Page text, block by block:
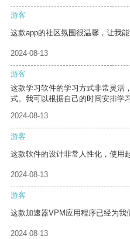
游客
这款app的社区氛围很温馨，让我能
2024-08-13
游客
这款学习软件的学习方式非常灵活
式。我可以根据自己的时间安排学
2024-08-13
游客
这款软件的设计非常人性化，使用
2024-08-13
游客
这款加速器VPM应用程序已经为我
2024-08-13